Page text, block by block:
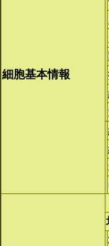
細胞基本情報